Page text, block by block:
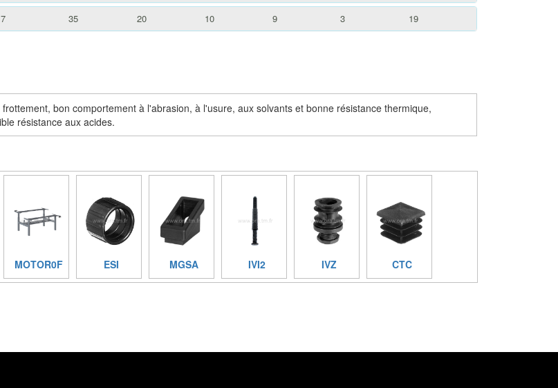
7 35 20 10 9 3 19
bon comportement à l'abrasion, à l'usure, aux solvants et bonne résistance thermique,
résistance aux acides.
MOTOR0F ESI MGSA IVI2 IVZ CTC